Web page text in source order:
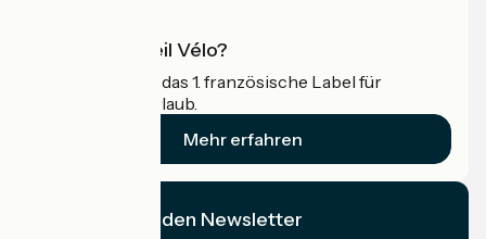
Was ist Accueil Vélo?
Accueil Vélo ist das 1. französische Label für
Radfahrer im Urlaub.
Mehr erfahren
Ich abonniere den Newsletter